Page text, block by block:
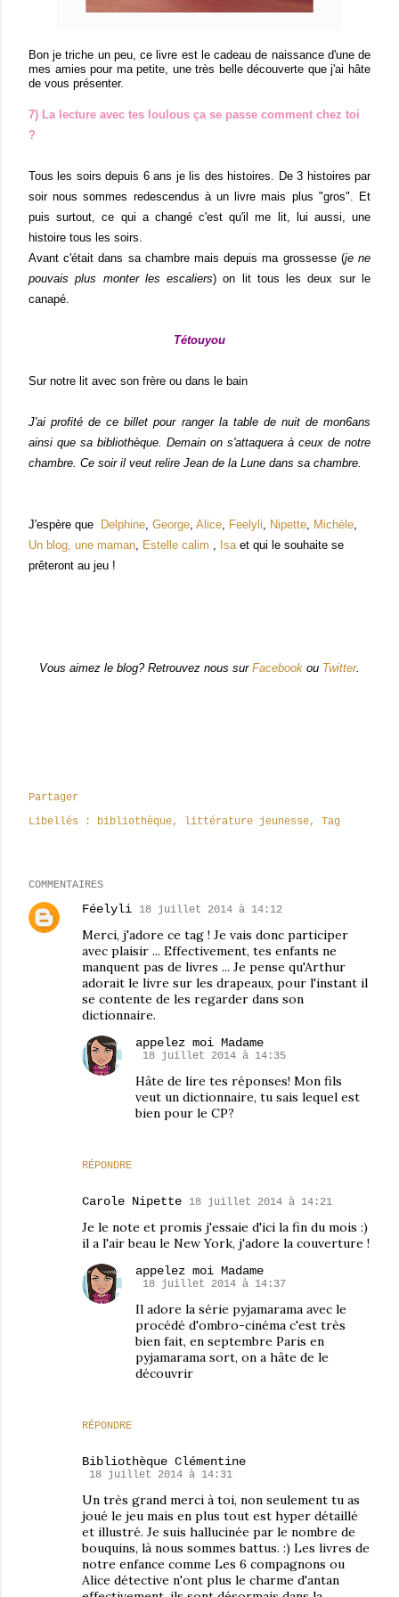
Bon je triche un peu, ce livre est le cadeau de naissance d'une de
mes amies pour ma petite, une très belle découverte que j'ai hâte
de vous présenter.
7) La lecture avec tes loulous ça se passe comment chez toi
?
Tous les soirs depuis 6 ans je lis des histoires. De 3 histoires par
soir nous sommes redescendus à un livre mais plus "gros". Et
puis surtout, ce qui a changé c'est qu'il me lit, lui aussi, une
histoire tous les soirs.
Avant c'était dans sa chambre mais depuis ma grossesse (je ne
pouvais plus monter les escaliers) on lit tous les deux sur le
canapé.
Tétouyou
Sur notre lit avec son frère ou dans le bain
J'ai profité de ce billet pour ranger la table de nuit de mon6ans
ainsi que sa bibliothèque. Demain on s'attaquera à ceux de notre
chambre. Ce soir il veut relire Jean de la Lune dans sa chambre.
J'espère que Delphine, George, Alice, Feelyli, Nipette, Michèle,
Un blog, une maman, Estelle calim , Isaet qui le souhaite se
prêteront au jeu !
Vous aimez le blog? Retrouvez nous sur Facebook ou Twitter.
Partager
Libellés :
bibliothèque littérature jeunesse Tag
COMMENTAIRES
Féelyli 18 juillet 2014 à 14:12
Merci, j'adore ce tag ! Je vais donc participer
avec plaisir ... Effectivement, tes enfants ne
manquent pas de livres ... Je pense qu'Arthur
adorait le livre sur les drapeaux, pour l'instant il
se contente de les regarder dans son
dictionnaire.
RÉPONDRE
appelez moi Madame
18 juillet 2014 à 14:35
Hâte de lire tes réponses! Mon fils
veut un dictionnaire, tu sais lequel est
bien pour le CP?
Carole Nipette 18 juillet 2014 à 14:21
Je le note et promis j'essaie d'ici la fin du mois :)
il a l'air beau le New York, j'adore la couverture !
RÉPONDRE
appelez moi Madame
18 juillet 2014 à 14:37
Il adore la série pyjamarama avec le
procédé d'ombro-cinéma c'est très
bien fait, en septembre Paris en
pyjamarama sort, on a hâte de le
découvrir
Bibliothèque Clémentine
18 juillet 2014 à 14:31
Un très grand merci à toi, non seulement tu as
joué le jeu mais en plus tout est hyper détaillé
et illustré. Je suis hallucinée par le nombre de
bouquins, là nous sommes battus. :) Les livres de
notre enfance comme Les 6 compagnons ou
Alice détective n'ont plus le charme d'antan